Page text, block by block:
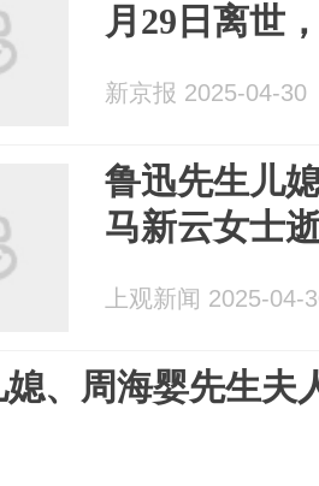
月29日离世
新京报 2025-04-30
鲁迅先生儿
马新云女士
上观新闻 2025-04-
、周海婴先生夫